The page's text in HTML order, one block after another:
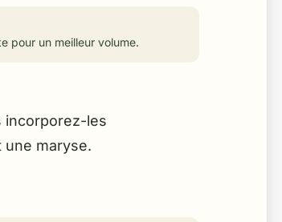
pour un meilleur volume.
incorporez-les
maryse.